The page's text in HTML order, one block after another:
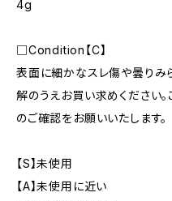
4g
□Condition【C】
表面に細かなスレ傷や曇りみ
解のうえお買い求めください
のご確認をお願いいたします。
【S】未使用
【A】未使用に近い